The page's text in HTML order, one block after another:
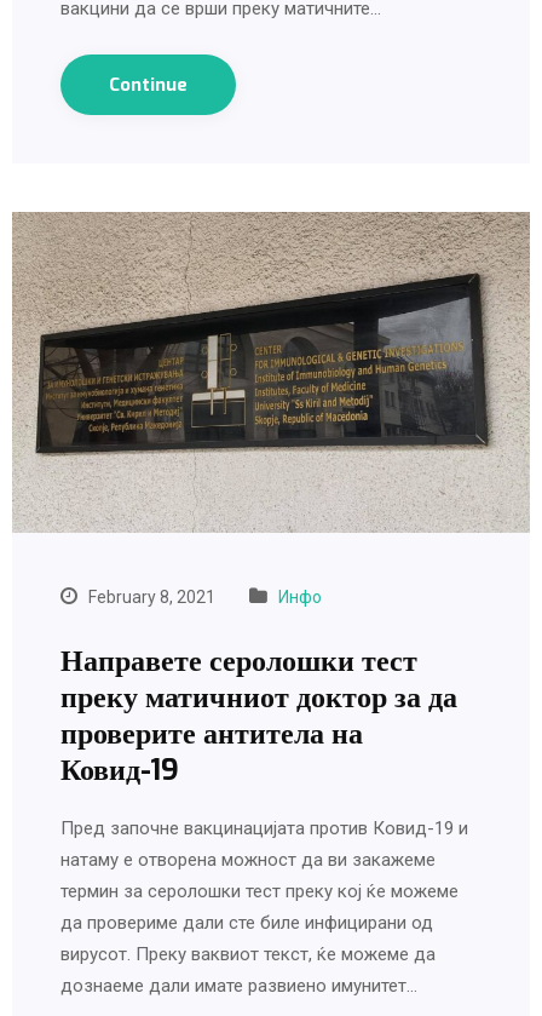
вакцини да се врши преку матичните…
Continue
February 8, 2021 Инфо
Направете серолошки тест
преку матичниот доктор за да
проверите антитела на
Ковид-19
Пред започне вакцинацијата против Ковид-19 и
натаму е отворена можност да ви закажеме
термин за серолошки тест преку кој ќе можеме
да провериме дали сте биле инфицирани од
вирусот. Преку ваквиот текст, ќе можеме да
дознаеме дали имате развиено имунитет…